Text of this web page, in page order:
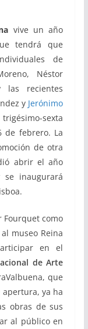
vive un año
tendrá que
de
Néstor
las recientes
y Jerónimo
sexta
de febrero. La
de otra
abrir el año
inaugurará
Fourquet como
museo Reina
en el
de Arte
que
ya ha
obras de sus
al público en